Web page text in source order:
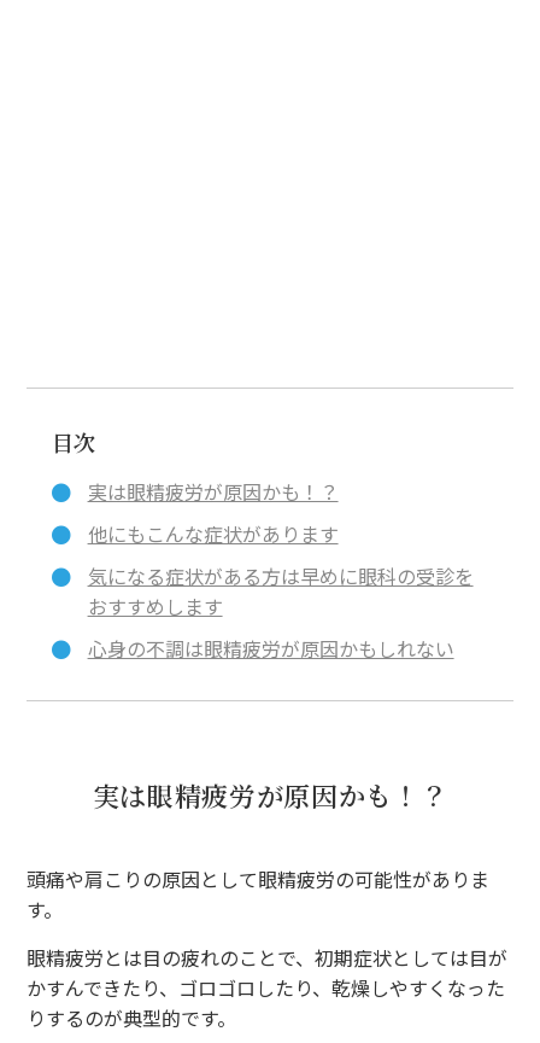
目次
実は眼精疲労が原因かも！？
他にもこんな症状があります
気になる症状がある方は早めに眼科の受診を
おすすめします
心身の不調は眼精疲労が原因かもしれない
実は眼精疲労が原因かも！？
頭痛や肩こりの原因として眼精疲労の可能性がありま
す。
眼精疲労とは目の疲れのことで、初期症状としては目が
かすんできたり、ゴロゴロしたり、乾燥しやすくなった
りするのが典型的です。